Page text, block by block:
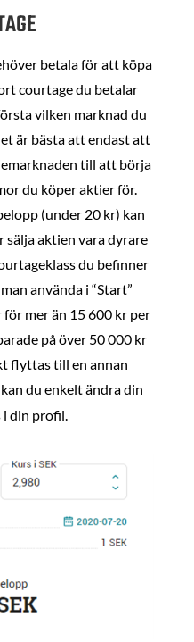
betala för att köpa
courtage du betalar
vilken marknad du
är bästa att endast att
till att börja
du köper aktier för.
(under 20 kr) kan
aktien vara dyrare
du befinner
använda i “Start”
mer än 15 600 kr per
på över 50 000 kr
flyttas till en annan
du enkelt ändra din
din profil.